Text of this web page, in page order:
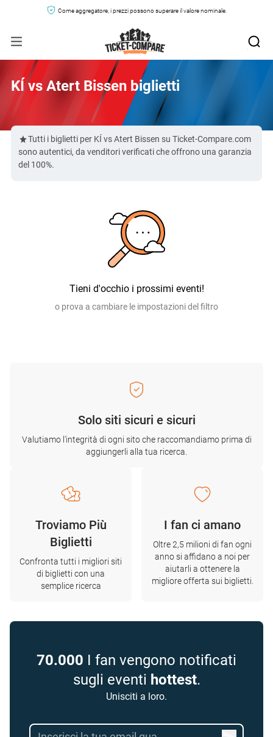
Come aggregatore, i prezzi possono superare il valore nominale.
KÍ vs Atert Bissen biglietti
Tutti i biglietti per KÍ vs Atert Bissen su Ticket-Compare.com
sono autentici, da venditori verificati che offrono una garanzia
del 100%.
Tieni d'occhio i prossimi eventi!
o prova a cambiare le impostazioni del filtro
Solo siti sicuri e sicuri
Valutiamo l'integrità di ogni sito che raccomandiamo prima di
aggiungerli alla tua ricerca.
Troviamo Più
Biglietti
Confronta tutti i migliori siti
di biglietti con una
semplice ricerca
I fan ci amano
Oltre 2,5 milioni di fan ogni
anno si affidano a noi per
aiutarli a ottenere la
migliore offerta sui biglietti.
70.000 I fan vengono notificati
sugli eventi hottest.
Unisciti a loro.